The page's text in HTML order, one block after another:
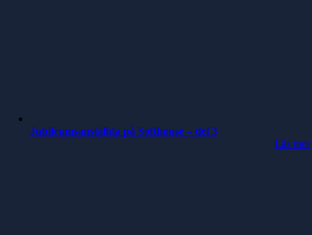
Jubileumsanställda på Softhouse – del 3
Läs mer